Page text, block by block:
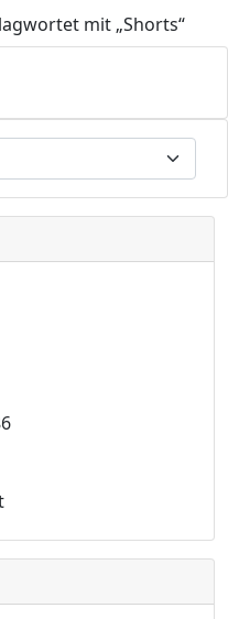
mit „Shorts“